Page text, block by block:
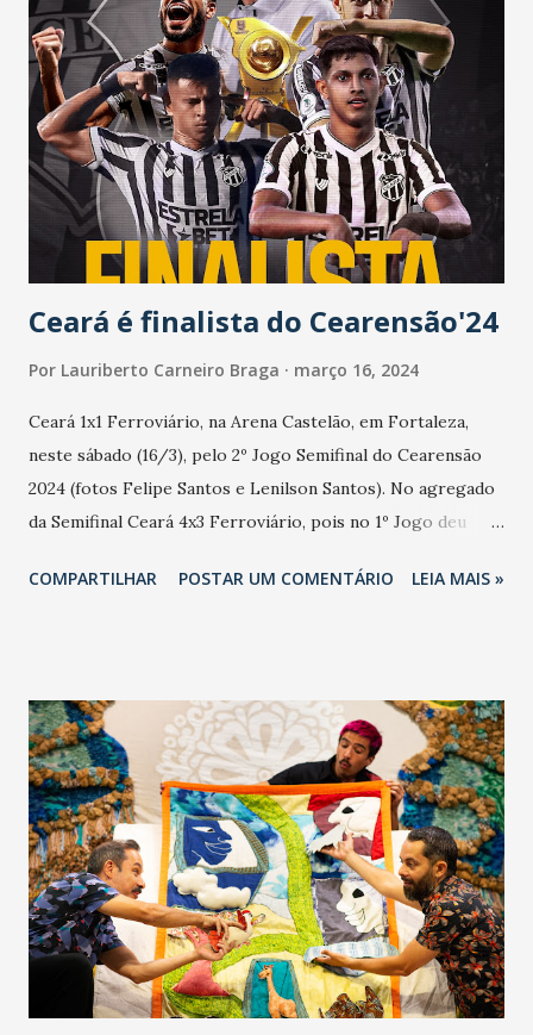
homenageados por Jerônimo, Jaap, Haelmo, Afrânio
Peixoto, Ricardo Castelo e José Maria Philomeno Gomes
Fotógrafo Humberto Bernardes: É com tristeza, que
informou a morte do jornalista e técnico de Basquete, José
Flávio Teixeira com quem trabalhei na Tribuna do Ceará".
Jornalista Lauriberto Braga: Trabalhei com Zé Flávio
Teixeira, na Tribuna do Ceará (TC), onde ele por décadas
escreveu uma coluna de Esportes Am...
Ceará é finalista do Cearensão'24
Por Lauriberto Carneiro Braga março 16, 2024
Ceará 1x1 Ferroviário, na Arena Castelão, em Fortaleza,
neste sábado (16/3), pelo 2º Jogo Semifinal do Cearensão
2024 (fotos Felipe Santos e Lenilson Santos). No agregado
da Semifinal Ceará 4x3 Ferroviário, pois no 1º Jogo deu
2024. O Ceará aguarda o adversário para as finais, que sai,
Ramos, Caio Rafael e David Ricardo. Substituições: Richard
(Bruno Ferreira), Lourenço (Lucas Mugni), Facundo Barceló
(Janderson), Aylon (Saulo Mineiro) e Richardson (Jean Irme).
Gol: Matheus Bahia (contra), aos 40 minutos do 2º Tempo.
Cartão amarelo: Wilker, Geninho, Vinícius Alves, Ernandes
e Raphael Chorão. Substituições: Geninho (Henrique
Vermunt), Wilker (Raphael Chorão), Gabryel Martins
(Marcelinho) e Lincoln (Tarcísio).
COMPARTILHAR POSTAR UM COMENTÁRIO LEIA MAIS »